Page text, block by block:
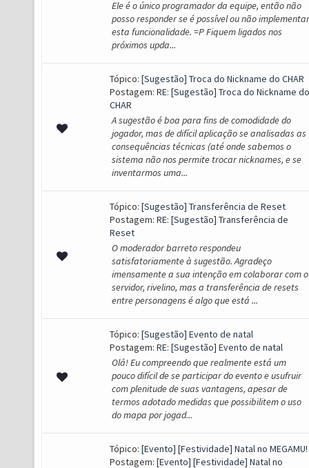
Ele é o único programador da equipe, então não
posso responder se é possível ou não implementar
esta funcionalidade. =P Fiquem ligados nos
próximos upda...
Tópico: [Sugestão] Troca do Nickname do CHAR
Postagem: RE: [Sugestão] Troca do Nickname do
CHAR
A sugestão é boa para fins de comodidade do
jogador, mas de difícil aplicação se analisadas as
consequências técnicas (até onde sabemos o
sistema não nos permite trocar nicknames, e se
inventarmos uma...
Tópico: [Sugestão] Transferência de Reset
Postagem: RE: [Sugestão] Transferência de
Reset
O moderador barreto respondeu
satisfatoriamente à sugestão. Agradeço
imensamente a sua intenção em colaborar com o
servidor, rivelino, mas a transferência de resets
entre personagens é algo que está ...
Tópico: [Sugestão] Evento de natal
Postagem: RE: [Sugestão] Evento de natal
Olá! Eu compreendo que realmente está um
pouco difícil de se participar do evento e usufruir
com plenitude de suas vantagens, apesar de
termos adotado medidas que possibilitem o uso
do mapa por jogad...
Tópico: [Evento] [Festividade] Natal no MEGAMU!
Postagem: [Evento] [Festividade] Natal no